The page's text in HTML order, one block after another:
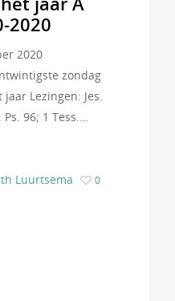
2020
2020
zondag
Lezingen: Jes.
Ps. 96; 1 Tess.…
Luurtsema 0